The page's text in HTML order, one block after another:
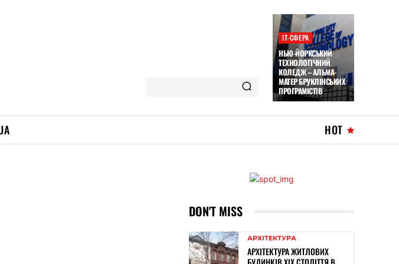
ІТ-СФЕРА
НЬЮ-ЙОРКСЬКИЙ
ТЕХНОЛОГІЧНИЙ
КОЛЕДЖ – АЛЬМА-
МАТЕР БРУКЛІНСЬКИХ
ПРОГРАМІСТІВ
HOT
DON'T MISS
АРХІТЕКТУРА
АРХІТЕКТУРА ЖИТЛОВИХ